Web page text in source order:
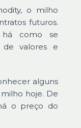
o milho
futuros.
há como se
de valores e
alguns
hoje. De
o preço do